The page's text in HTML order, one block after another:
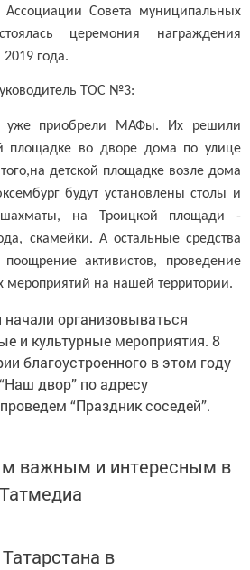
Ассоциации Совета муниципальных
церемония награждения
года.
ТОС №3:
уже приобрели МАФы. Их решили
площадке во дворе дома по улице
детской площадке возле дома
будут установлены столы и
на Троицкой площади -
скамейки. А остальные средства
активистов, проведение
мероприятий на нашей территории.
организовываться
и культурные мероприятия. 8
благоустроенного в этом году
двор” по адресу
“Праздник соседей”.
важным и интересным в
Татмедиа
в